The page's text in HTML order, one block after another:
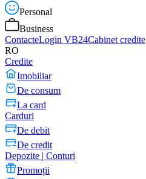
Personal
Business
ContacteLogin VB24Cabinet credite
RO
Credite
Imobiliar
De consum
La card
Carduri
De debit
De credit
Depozite | Conturi
Promoții